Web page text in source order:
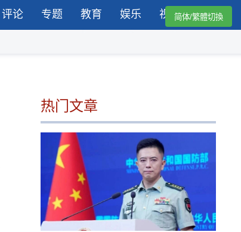
评论 专题 教育 娱乐 视频简体/繁體切換
热门文章